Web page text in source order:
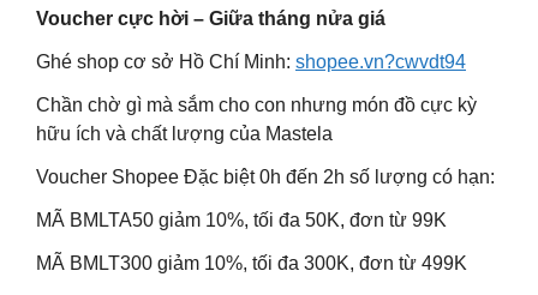
Voucher cực hời – Giữa tháng nửa giá
Ghé shop cơ sở Hồ Chí Minh: shopee.vn?cwvdt94
Chần chờ gì mà sắm cho con nhưng món đồ cực kỳ
hữu ích và chất lượng của Mastela
Voucher Shopee Đặc biệt 0h đến 2h số lượng có hạn:
MÃ BMLTA50 giảm 10%, tối đa 50K, đơn từ 99K
MÃ BMLT300 giảm 10%, tối đa 300K, đơn từ 499K